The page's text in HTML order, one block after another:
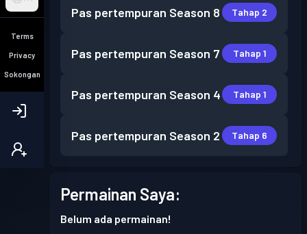
Terms
Privacy
Sokongan
Pas pertempuran Season 8 Tahap 2
Pas pertempuran Season 7 Tahap 1
Pas pertempuran Season 4 Tahap 1
Pas pertempuran Season 2 Tahap 6
Permainan Saya:
Belum ada permainan!